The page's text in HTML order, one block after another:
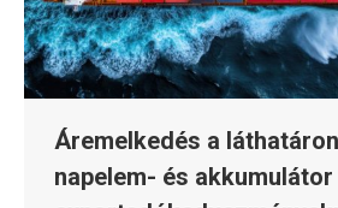
Áremelkedés a
napelem- és akkumulátor